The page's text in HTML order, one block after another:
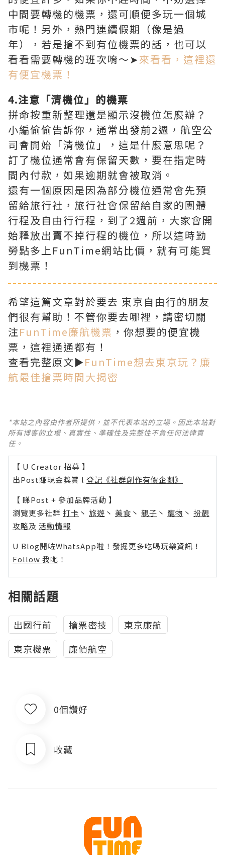
中間要轉機的機票，還可順便多玩一個城
市呢！另外，熱門連續假期（像是過
年），若是搶不到有位機票的話，也可以
看看需要轉機的班次唷～➤來看看，這裡還
有便宜機票！
4.注意「清機位」的機票
拼命按重新整理還是顯示沒機位怎麼辦？
小編偷偷告訴你，通常出發前2週，航空公
司會開始「清機位」，這是什麼意思呢？
訂了機位通常會有保留天數，要在指定時
間內付款，如果逾期就會被取消。
還有一個原因是因為部分機位通常會先預
留給旅行社，旅行社會保留給自家的團體
行程及自由行行程，到了2週前，大家會開
始釋放出賣不掉行程的機位，所以這時勤
勞點多上FunTime網站比價，就有可能買
到機票！
希望這篇文章對於要去 東京自由行的朋友
們很有幫助！不管你要去哪裡，請密切關
注FunTime廉航機票 ，你想要的便宜機
票，這裡通通都有！
查看完整原文►FunTime想去東京玩？廉
航最佳搶票時間大揭密
*本站之內容由作者所提供，並不代表本站的立場。因此本站對
所有博客的立場、真實性、準確性及完整性不負任何法律責
任。
【 U Creator 招募 】
出Post賺現金獎賞 l 登記《社群創作有價企劃》
【 睇Post + 參加品牌活動 】
瀏覽更多社群 打卡 丶 旅遊 丶 美食 丶 親子 丶 寵物 丶 扮靚
攻略及 活動情報
U Blog開咗WhatsApp啦！發掘更多吃喝玩樂資訊！
Follow 我哋 ！
相關話題
出國行前 搶票密技
東京廉航
東京機票
廉價航空
0個讚好
收藏